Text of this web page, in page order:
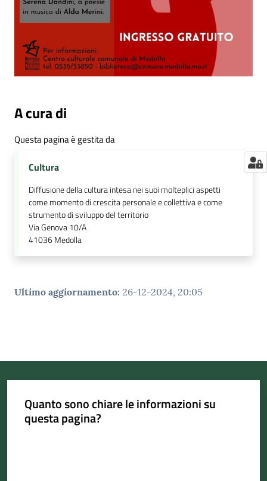
A cura di
Questa pagina è gestita da
Cultura
Diffusione della cultura intesa nei suoi molteplici aspetti
come momento di crescita personale e collettiva e come
strumento di sviluppo del territorio
Via Genova 10/A
41036Medolla
Ultimo aggiornamento: 26-12-2024, 20:05
Quanto sono chiare le informazioni su
questa pagina?